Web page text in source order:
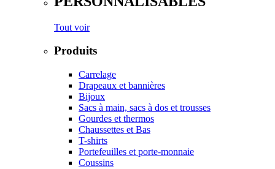
Tout voir
Produits
Carrelage
Drapeaux et bannières
Bijoux
Sacs à main, sacs à dos et trousses
Gourdes et thermos
Chaussettes et Bas
T-shirts
Portefeuilles et porte-monnaie
Coussins